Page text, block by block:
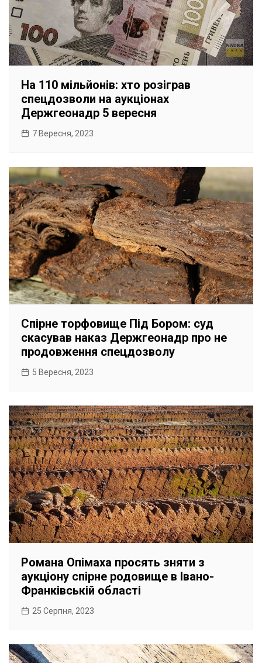
На 110 мільйонів: хто розіграв
спецдозволи на аукціонах
Держгеонадр 5 вересня
7 Вересня, 2023
Спірне торфовище Під Бором: суд
скасував наказ Держгеонадр про не
продовження спецдозволу
5 Вересня, 2023
Романа Опімаха просять зняти з
аукціону спірне родовище в Івано-
Франківській області
25 Серпня, 2023